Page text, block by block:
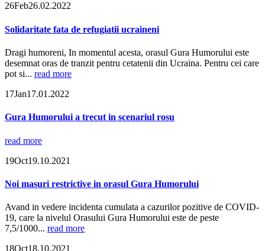
26Feb26.02.2022
Solidaritate fata de refugiatii ucraineni
Dragi humoreni, In momentul acesta, orasul Gura Humorului este
desemnat oras de tranzit pentru cetatenii din Ucraina. Pentru cei care
pot si... read more
17Jan17.01.2022
Gura Humorului a trecut in scenariul rosu
read more
19Oct19.10.2021
Noi masuri restrictive in orasul Gura Humorului
Avand in vedere incidenta cumulata a cazurilor pozitive de COVID-
19, care la nivelul Orasului Gura Humorului este de peste
7,5/1000... read more
18Oct18.10.2021